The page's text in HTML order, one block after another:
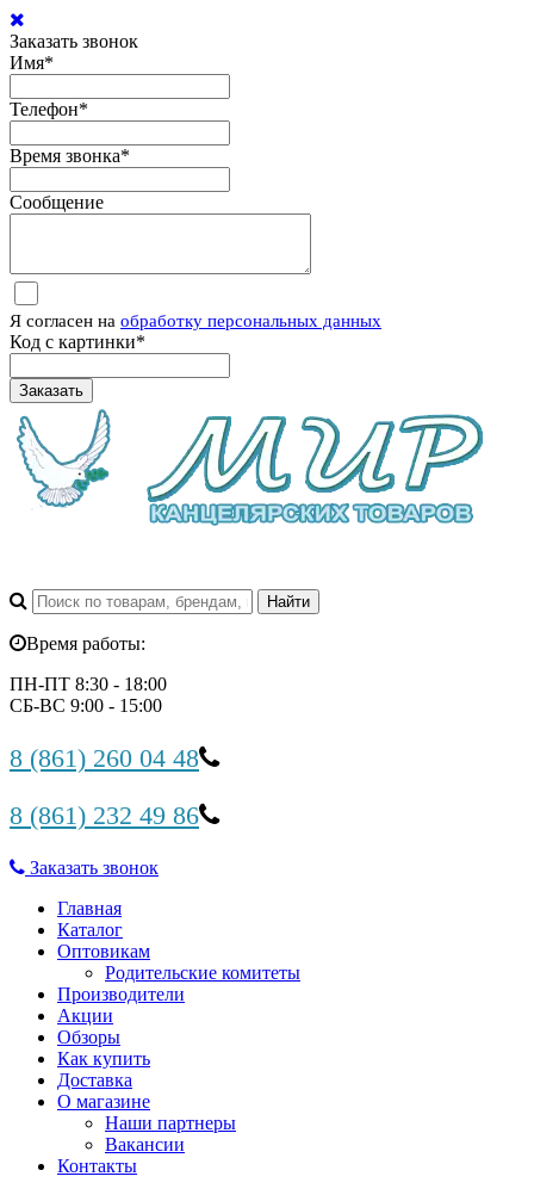
Заказать звонок
Имя*
Телефон*
Время звонка*
Сообщение
Я согласен на обработку персональных данных
Код с картинки*
Заказать
Время работы:
ПН-ПТ 8:30 - 18:00
СБ-ВС 9:00 - 15:00
8 (861) 260 04 48
8 (861) 232 49 86
Заказать звонок
Главная
Каталог
Оптовикам
Родительские комитеты
Производители
Акции
Обзоры
Как купить
Доставка
О магазине
Наши партнеры
Вакансии
Контакты